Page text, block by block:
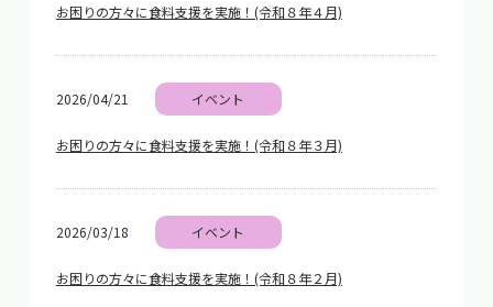
お困りの方々に食料支援を実施！(令和８年４月)
2026/04/21 イベント
お困りの方々に食料支援を実施！(令和８年３月)
2026/03/18 イベント
お困りの方々に食料支援を実施！(令和８年２月)